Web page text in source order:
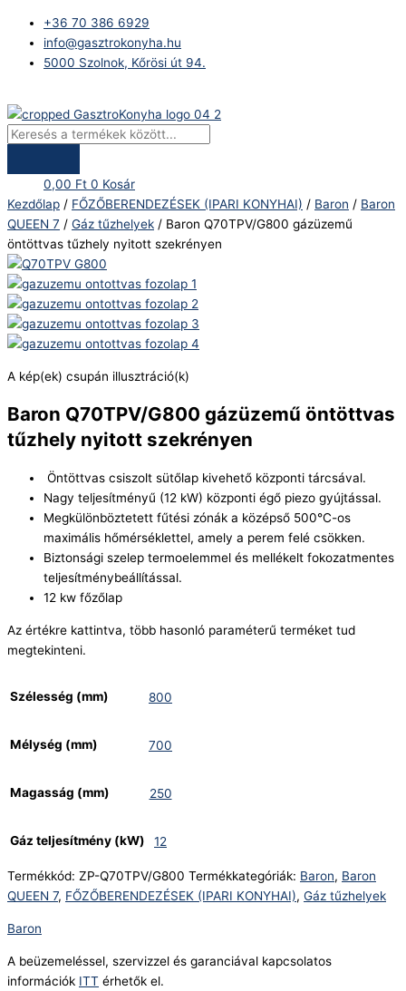
content
+36 70 386 6929
info@gasztrokonyha.hu
5000 Szolnok, Kőrösi út 94.
search
0,00 Ft 0 Kosár
Kezdőlap / FŐZŐBERENDEZÉSEK (IPARI KONYHAI) / Baron / Baron
QUEEN 7 / Gáz tűzhelyek / Baron Q70TPV/G800 gázüzemű
öntöttvas tűzhely nyitott szekrényen
A kép(ek) csupán illusztráció(k)
Baron Q70TPV/G800 gázüzemű öntöttvas
tűzhely nyitott szekrényen
Öntöttvas csiszolt sütőlap kivehető központi tárcsával.
Nagy teljesítményű (12 kW) központi égő piezo gyújtással.
Megkülönböztetett fűtési zónák a középső 500°C-os
maximális hőmérséklettel, amely a perem felé csökken.
Biztonsági szelep termoelemmel és mellékelt fokozatmentes
teljesítménybeállítással.
12 kw főzőlap
Az értékre kattintva, több hasonló paraméterű terméket tud
megtekinteni.
Szélesség (mm) 800
Mélység (mm) 700
Magasság (mm) 250
Gáz teljesítmény (kW) 12
Termékkód: ZP-Q70TPV/G800 Termékkategóriák: Baron, Baron
QUEEN 7, FŐZŐBERENDEZÉSEK (IPARI KONYHAI), Gáz tűzhelyek
Baron
A beüzemeléssel, szervizzel és garanciával kapcsolatos
információk ITT érhetők el.
Q70TPV/G800
gázüzemű
öntöttvas
nyitott
szekrényen
mennyiség